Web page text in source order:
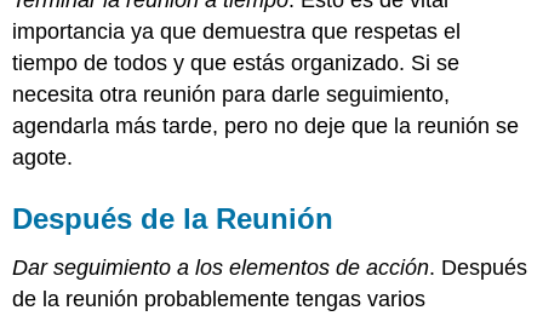
importancia ya que demuestra que respetas el
tiempo de todos y que estás organizado. Si se
necesita otra reunión para darle seguimiento,
agendarla más tarde, pero no deje que la reunión se
agote.
Después de la Reunión
Dar seguimiento a los elementos de acción. Después
de la reunión probablemente tengas varios